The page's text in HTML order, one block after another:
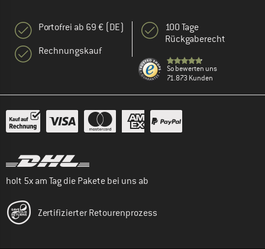
Portofrei ab 69 € (DE)
Rechnungskauf
100 Tage
Rückgaberecht
So bewerten uns
71.873 Kunden
holt 5x am Tag die Pakete bei uns ab
Zertifizierter Retourenprozess